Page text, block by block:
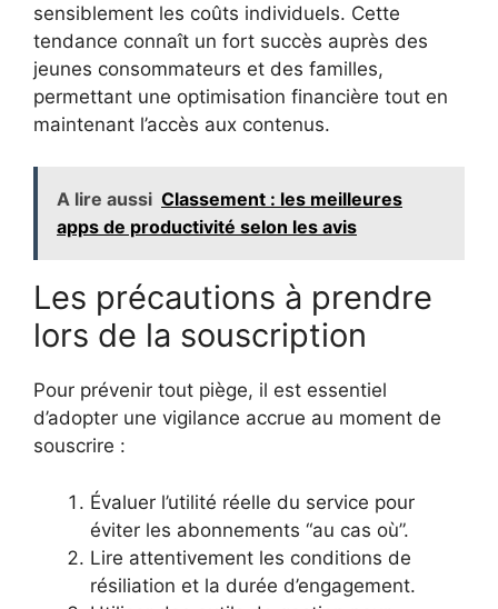
sensiblement les coûts individuels. Cette
tendance connaît un fort succès auprès des
jeunes consommateurs et des familles,
permettant une optimisation financière tout en
maintenant l’accès aux contenus.
A lire aussi Classement : les meilleures
apps de productivité selon les avis
Les précautions à prendre
lors de la souscription
Pour prévenir tout piège, il est essentiel
d’adopter une vigilance accrue au moment de
souscrire :
Évaluer l’utilité réelle du service pour
éviter les abonnements “au cas où”.
Lire attentivement les conditions de
résiliation et la durée d’engagement.